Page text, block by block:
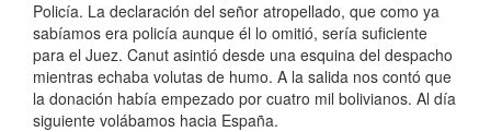
Policía. La declaración del señor atropellado, que como ya
sabíamos era policía aunque él lo omitió, sería suficiente
para el Juez. Canut asintió desde una esquina del despacho
mientras echaba volutas de humo. A la salida nos contó que
la donación había empezado por cuatro mil bolivianos. Al día
siguiente volábamos hacia España.